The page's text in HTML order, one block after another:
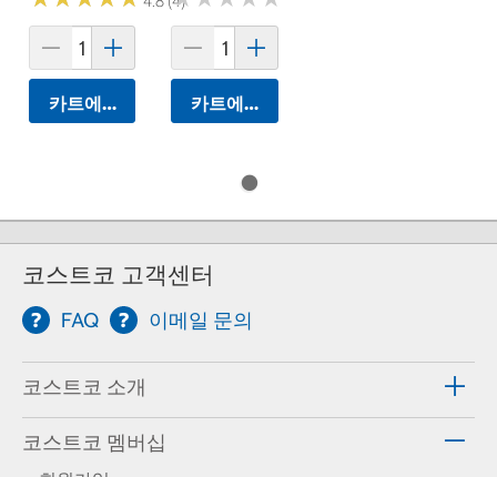
카트에 담기 카트에 담기
코스트코 고객센터
FAQ 이메일 문의
코스트코 소개
코스트코 멤버십